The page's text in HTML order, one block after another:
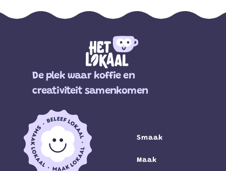
De plek waar koffie en
creativiteit samenkomen
Smaak
Maak